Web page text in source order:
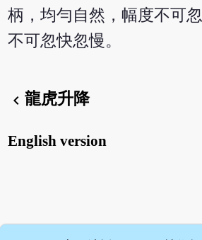
柄，均勻自然，幅度不可
不可忽快忽慢。
chevron_left龍虎升降
English version